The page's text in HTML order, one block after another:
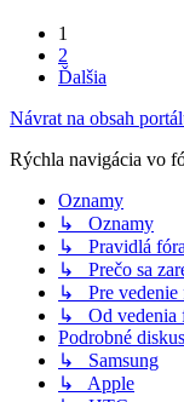
1
2
Ďalšia
Návrat na obsah
Rýchla navigácia vo
Oznamy
↳ Oznamy
↳ Pravidlá
↳ Prečo sa
↳ Pre vedenie
↳ Od vedenia
Podrobné
↳ Samsung
↳ Apple